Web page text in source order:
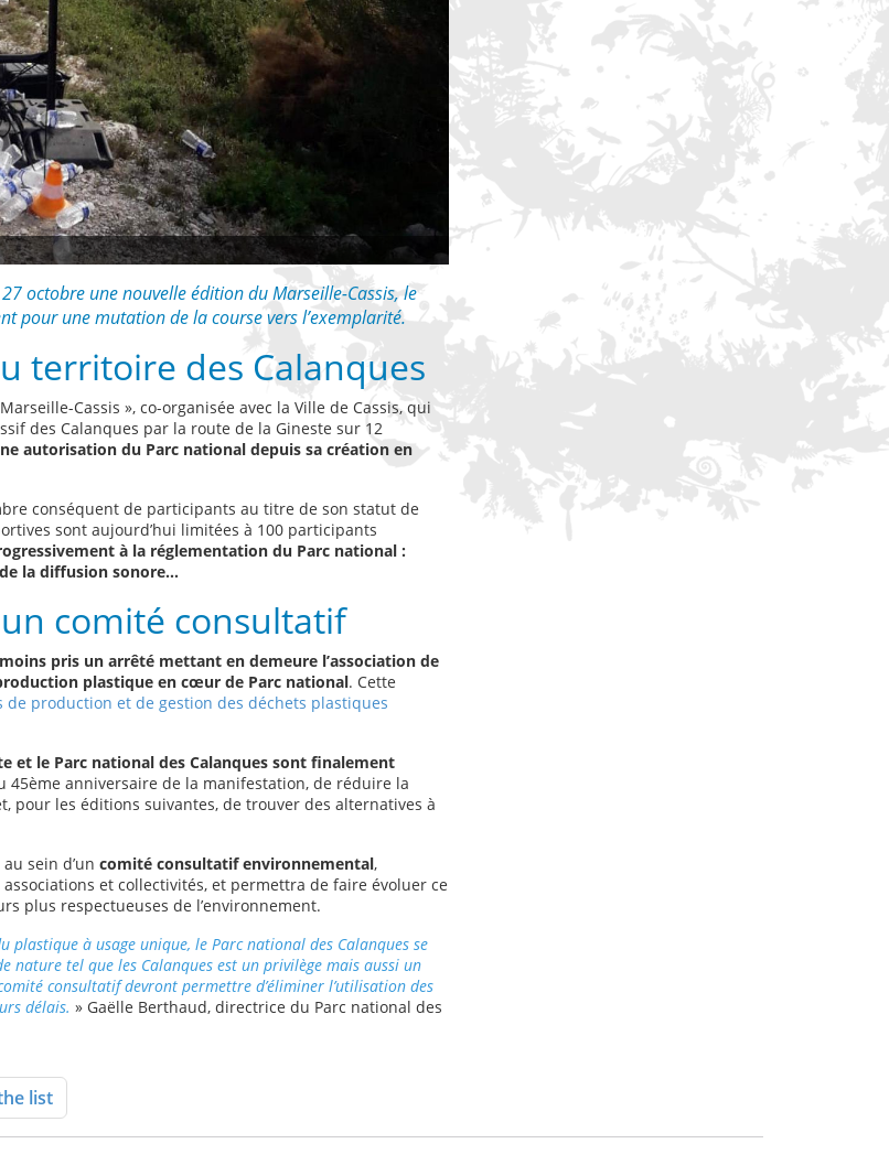
octobre une nouvelle édition du Marseille-Cassis, le
pour une mutation de la course vers l’exemplarité.
territoire des Calanques
Cassis », co-organisée avec la Ville de Cassis, qui
des Calanques par la route de la Gineste sur 12
autorisation du Parc national depuis sa création en
conséquent de participants au titre de son statut de
sont aujourd’hui limitées à 100 participants
à la réglementation du Parc national :
la diffusion sonore…
comité consultatif
pris un arrêté mettant en demeure l’association de
plastique en cœur de Parc national. Cette
de production et de gestion des déchets plastiques
et le Parc national des Calanques sont finalement
45ème anniversaire de la manifestation, de réduire la
pour les éditions suivantes, de trouver des alternatives à
sein d’un comité consultatif environnemental,
et collectivités, et permettra de faire évoluer ce
plus respectueuses de l’environnement.
plastique à usage unique, le Parc national des Calanques se
nature tel que les Calanques est un privilège mais aussi un
consultatif devront permettre d’éliminer l’utilisation des
délais. » Gaëlle Berthaud, directrice du Parc national des
list